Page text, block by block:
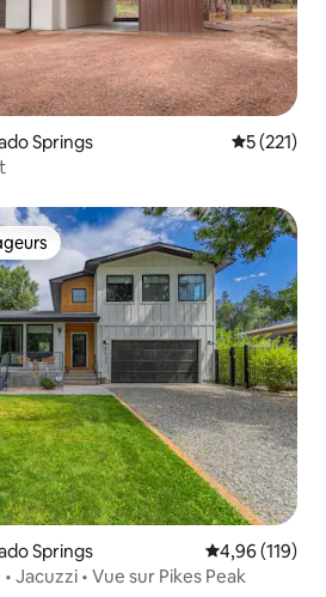
Springs Évaluation
5 (221)
les plus appréciés
Springs Évaluation
4,96 (119)
Jacuzzi • Vue sur Pikes Peak